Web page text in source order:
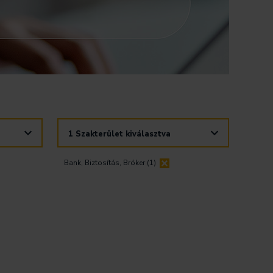
jelölőnégyzetek
kapcsolásakor
frissülni
1 Szakterület kiválasztva
Bank, Biztosítás, Bróker (1)